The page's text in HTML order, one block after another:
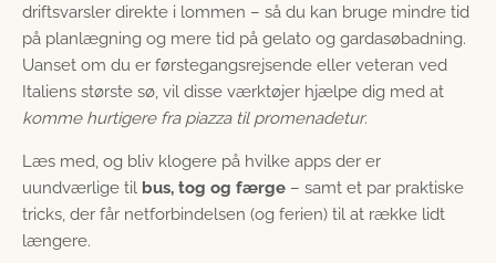
driftsvarsler direkte i lommen – så du kan bruge mindre tid
på planlægning og mere tid på gelato og gardasøbadning.
Uanset om du er førstegangsrejsende eller veteran ved
Italiens største sø, vil disse værktøjer hjælpe dig med at
komme hurtigere fra piazza til promenadetur.
Læs med, og bliv klogere på hvilke apps der er
uundværlige til bus, tog og færge – samt et par praktiske
tricks, der får netforbindelsen (og ferien) til at række lidt
længere.